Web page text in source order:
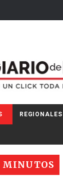
REGIONALES
MINUTOS